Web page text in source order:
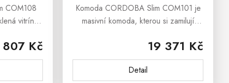
807 Kč
COM108
vitrína,
je vyrobená
19 371 Kč
Detail
Komoda CORDOBA Slim COM101 je
masivní komoda, kterou si zamilují
nadčasový a moderní dřevěný nábytek
s jednoduchými
liniemi.Komoda CORDOBA Slim...